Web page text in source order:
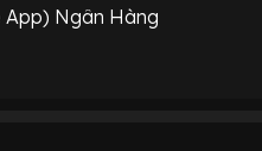
App) Ngân Hàng